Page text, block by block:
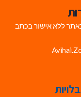
ללא אישור בכתב